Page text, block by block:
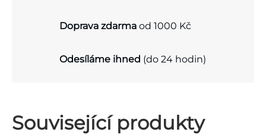
Doprava zdarma od 1000 Kč
Odesíláme ihned (do 24 hodin)
Související produkty